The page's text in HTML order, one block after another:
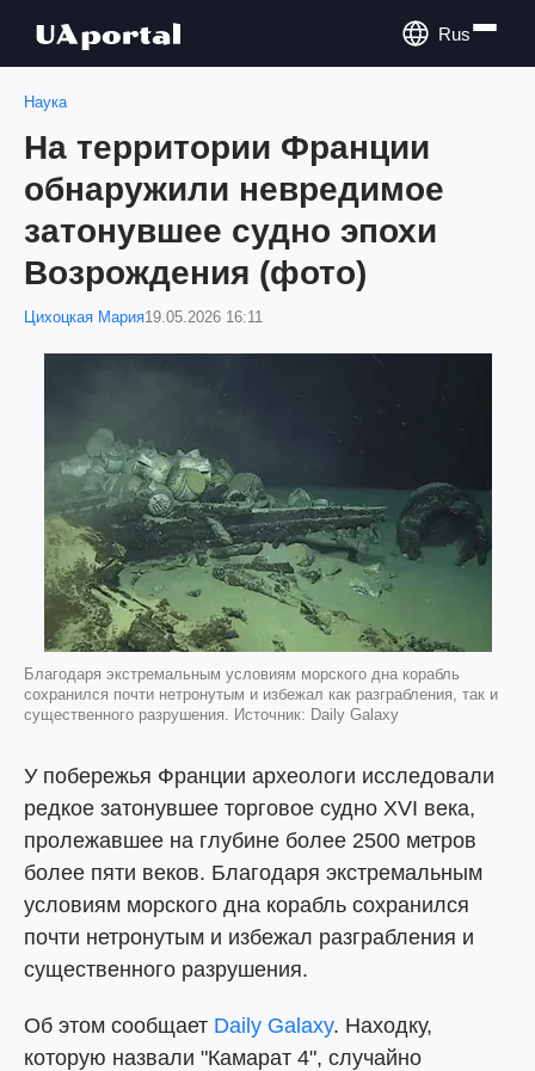
Rus
Наука
На территории Франции
обнаружили невредимое
затонувшее судно эпохи
Возрождения (фото)
Цихоцкая Мария19.05.2026 16:11
Благодаря экстремальным условиям морского дна корабль
сохранился почти нетронутым и избежал как разграбления, так и
существенного разрушения. Источник: Daily Galaxy
У побережья Франции археологи исследовали
редкое затонувшее торговое судно XVI века,
пролежавшее на глубине более 2500 метров
более пяти веков. Благодаря экстремальным
условиям морского дна корабль сохранился
почти нетронутым и избежал разграбления и
существенного разрушения.
Об этом сообщает Daily Galaxy. Находку,
которую назвали "Камарат 4", случайно